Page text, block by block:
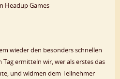
Headup Games
wieder den besonders schnellen
ermitteln wir, wer als erstes das
und widmen dem Teilnehmer